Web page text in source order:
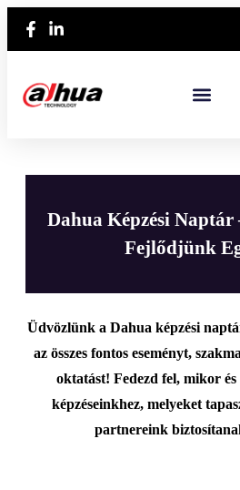
Dahua Képzési
Fejlődjünk
Üdvözlünk a Dahua képzési
az összes fontos eseményt,
oktatást! Fedezd fel, mikor
képzéseinkhez, melyeket
partnereink